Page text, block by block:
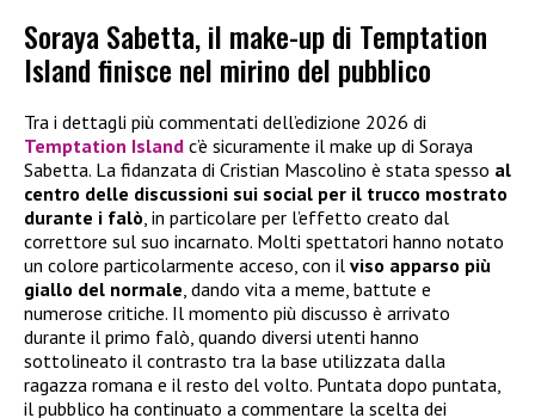
Soraya Sabetta, il make-up di Temptation
Island finisce nel mirino del pubblico
Tra i dettagli più commentati dell’edizione 2026 di
Temptation Island c’è sicuramente il make up di Soraya
Sabetta. La fidanzata di Cristian Mascolino è stata spesso al
centro delle discussioni sui social per il trucco mostrato
durante i falò , in particolare per l’effetto creato dal
correttore sul suo incarnato. Molti spettatori hanno notato
un colore particolarmente acceso, con il viso apparso più
giallo del normale , dando vita a meme, battute e
numerose critiche. Il momento più discusso è arrivato
durante il primo falò, quando diversi utenti hanno
sottolineato il contrasto tra la base utilizzata dalla
ragazza romana e il resto del volto. Puntata dopo puntata,
il pubblico ha continuato a commentare la scelta dei